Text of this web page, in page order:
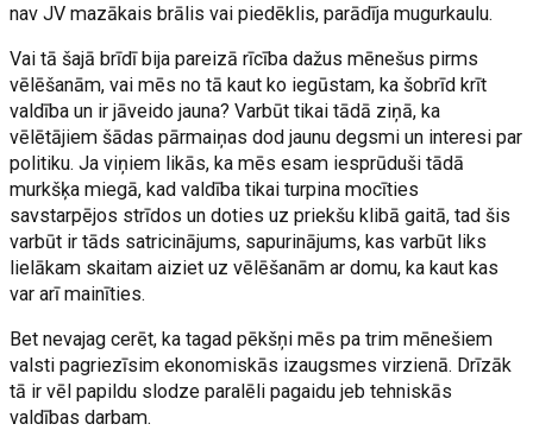
nav JV mazākais brālis vai piedēklis, parādīja mugurkaulu.
Vai tā šajā brīdī bija pareizā rīcība dažus mēnešus pirms
vēlēšanām, vai mēs no tā kaut ko iegūstam, ka šobrīd krīt
valdība un ir jāveido jauna? Varbūt tikai tādā ziņā, ka
vēlētājiem šādas pārmaiņas dod jaunu degsmi un interesi par
politiku. Ja viņiem likās, ka mēs esam iesprūduši tādā
murkšķa miegā, kad valdība tikai turpina mocīties
savstarpējos strīdos un doties uz priekšu klibā gaitā, tad šis
varbūt ir tāds satricinājums, sapurinājums, kas varbūt liks
lielākam skaitam aiziet uz vēlēšanām ar domu, ka kaut kas
var arī mainīties.
Bet nevajag cerēt, ka tagad pēkšņi mēs pa trim mēnešiem
valsti pagriezīsim ekonomiskās izaugsmes virzienā. Drīzāk
tā ir vēl papildu slodze paralēli pagaidu jeb tehniskās
valdības darbam.